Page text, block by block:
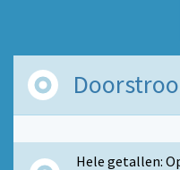
Hele getallen: